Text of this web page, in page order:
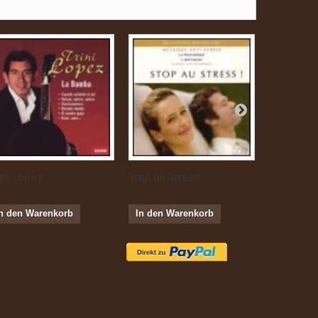
Lopez...
den Warenkorb
Stop au Stress
In den Warenkorb